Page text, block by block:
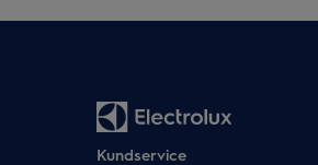
Kundservice